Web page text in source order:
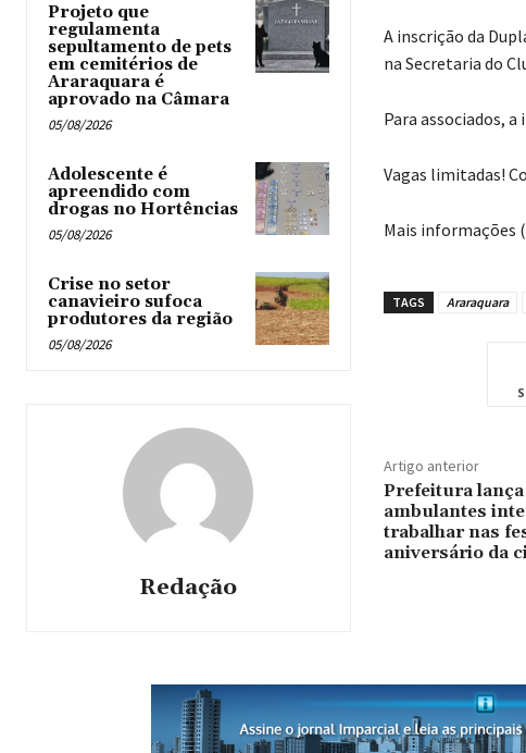
Projeto que
regulamenta
sepultamento de pets
em cemitérios de
Araraquara é
aprovado na Câmara
05/08/2026
Adolescente é
apreendido com
drogas no Hortências ‎
05/08/2026
Crise no setor
canavieiro sufoca
produtores da região
05/08/2026
Redação
A inscrição da
na Secretaria do
Para associados,
Vagas limitadas!
Mais informações
TAGS Araraquara
Artigo anterior
Prefeitura
ambulantes
trabalhar nas
aniversário da